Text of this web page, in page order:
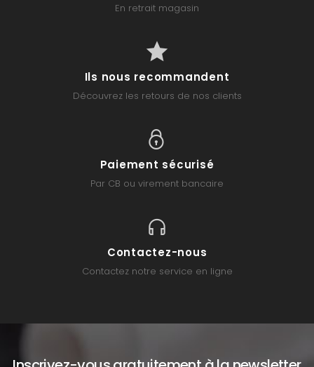
En retrait magasin
Ils nous recommandent
Découvrez les retours de nos clients
Paiement sécurisé
Par CB ou virement bancaire
Contactez-nous
Contactez notre service en ligne